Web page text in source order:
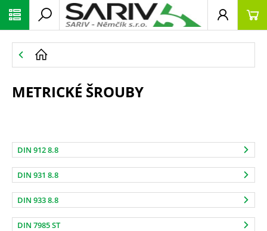
METRICKÉ ŠROUBY
DIN 912 8.8
DIN 931 8.8
DIN 933 8.8
DIN 7985 ST